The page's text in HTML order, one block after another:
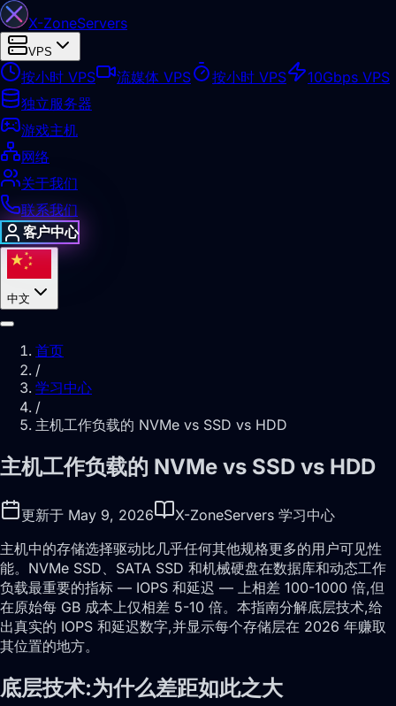
X-ZoneServers
VPS
按小时 VPS 流媒体 VPS 按小时 VPS
10Gbps VPS
独立服务器
游戏主机
网络
关于我们
联系我们
客户中心
中文
首页
/
学习中心
/
主机工作负载的 NVMe vs SSD vs HDD
主机工作负载的 NVMe vs SSD vs HDD
更新于 May 9, 2026
X-ZoneServers 学习中心
主机中的存储选择驱动比几乎任何其他规格更多的用户可见性
能。NVMe SSD、SATA SSD 和机械硬盘在数据库和动态工作
负载最重要的指标 — IOPS 和延迟 — 上相差 100-1000 倍,但
在原始每 GB 成本上仅相差 5-10 倍。本指南分解底层技术,给
出真实的 IOPS 和延迟数字,并显示每个存储层在 2026 年赚取
其位置的地方。
底层技术:为什么差距如此之大